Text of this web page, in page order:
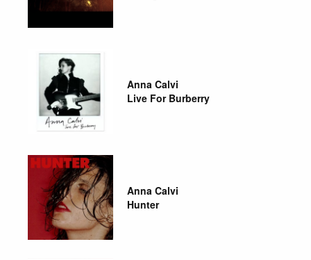
Anna Calvi
Live For Burberry
Anna Calvi
Hunter